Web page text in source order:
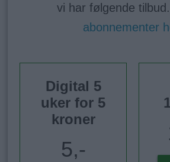
vi har følgende
abonnementer
Digital 5
uker for 5
kroner
5,-